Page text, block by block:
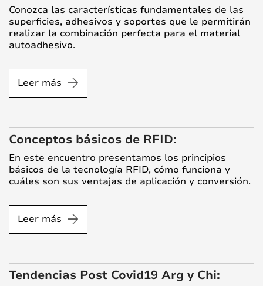
Conozca las características fundamentales de las
superficies, adhesivos y soportes que le permitirán
realizar la combinación perfecta para el material
autoadhesivo.
Leer más
Conceptos básicos de RFID:
En este encuentro presentamos los principios
básicos de la tecnología RFID, cómo funciona y
cuáles son sus ventajas de aplicación y conversión.
Leer más
Tendencias Post Covid19 Arg y Chi: